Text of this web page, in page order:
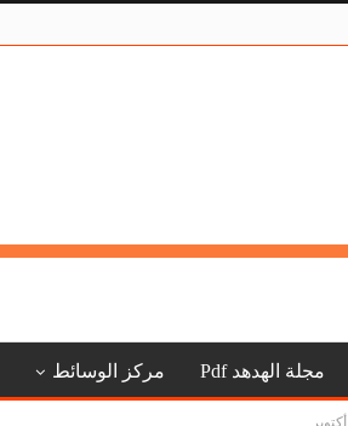
مجلة الهدهد Pdf مركز الوسائط